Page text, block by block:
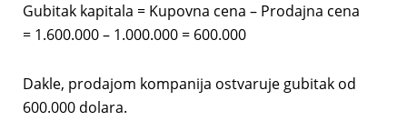
Gubitak kapitala = Kupovna cena – Prodajna cena
= 1.600.000 – 1.000.000 = 600.000
Dakle, prodajom kompanija ostvaruje gubitak od
600.000 dolara.